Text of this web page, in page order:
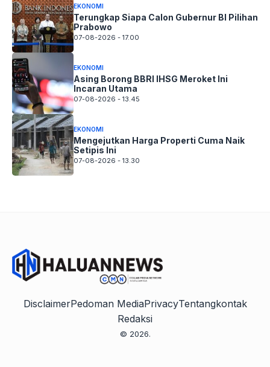
EKONOMI
Terungkap Siapa Calon Gubernur BI Pilihan
Prabowo
07-08-2026 - 17.00
EKONOMI
Asing Borong BBRI IHSG Meroket Ini
Incaran Utama
07-08-2026 - 13.45
EKONOMI
Mengejutkan Harga Properti Cuma Naik
Setipis Ini
07-08-2026 - 13.30
DisclaimerPedoman MediaPrivacyTentangkontak
Redaksi
© 2026.